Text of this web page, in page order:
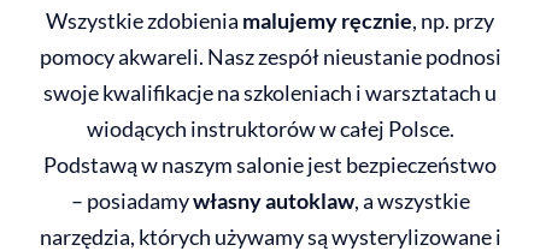
Wszystkie zdobienia malujemy ręcznie, np. przy
pomocy akwareli. Nasz zespół nieustanie podnosi
swoje kwalifikacje na szkoleniach i warsztatach u
wiodących instruktorów w całej Polsce.
Podstawą w naszym salonie jest bezpieczeństwo
– posiadamywłasny autoklaw, a wszystkie
narzędzia, których używamy są wysterylizowane i